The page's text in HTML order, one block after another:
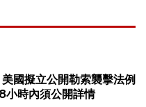
美國擬立公開勒索襲擊法例
小時內須公開詳情